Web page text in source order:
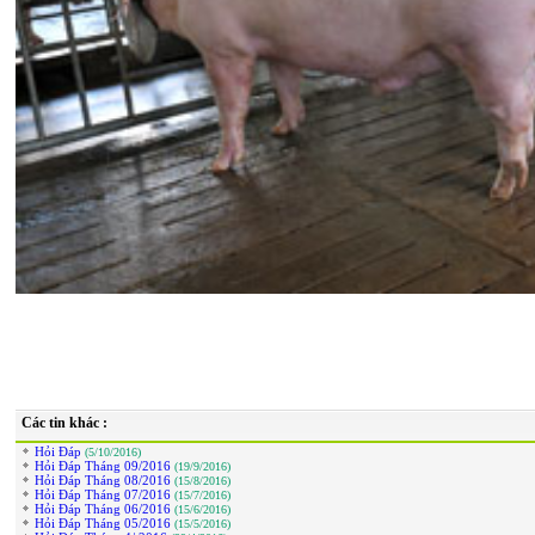
Các tin khác :
Hỏi Đáp (5/10/2016)
Hỏi Đáp Tháng 09/2016 (19/9/2016)
Hỏi Đáp Tháng 08/2016 (15/8/2016)
Hỏi Đáp Tháng 07/2016 (15/7/2016)
Hỏi Đáp Tháng 06/2016 (15/6/2016)
Hỏi Đáp Tháng 05/2016 (15/5/2016)